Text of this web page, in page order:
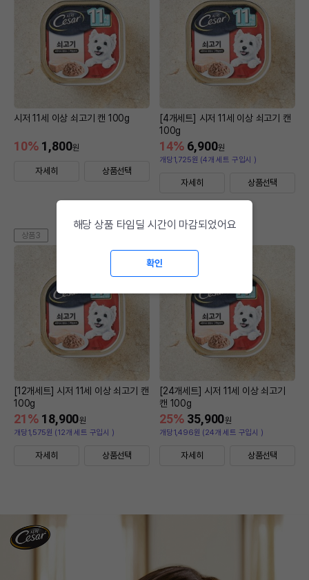
시저 11세 이상 쇠고기 캔 100g
1,800원
10%
자세히 상품선택
[4개세트] 시저 11세 이상 쇠고기 캔
100g
6,900원
14%
개당1,725원 (4개 세트 구입시 )
자세히 상품선택
상품3
[12개세트] 시저 11세 이상 쇠고기 캔
100g
18,900원
21%
개당1,575원 (12개 세트 구입시 )
자세히 상품선택
[24개세트] 시저 11세 이상 쇠고기
캔 100g
35,900원
25%
개당1,496원 (24개 세트 구입시 )
자세히 상품선택
해당 상품 타임딜 시간이 마감되었어요
확인